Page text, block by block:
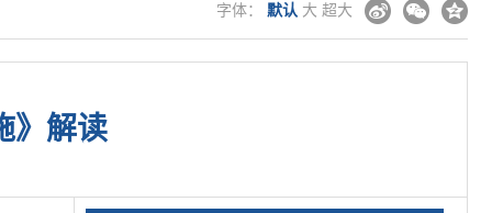
字体： 默认 大 超大
》解读